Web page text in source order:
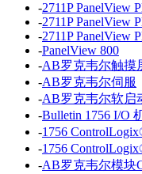
-2711P PanelView
-2711P PanelView
-2711P PanelView
-PanelView 800
-AB罗克韦尔触摸
-AB罗克韦尔伺服
-AB罗克韦尔软启
-Bulletin 1756 I/O
-1756
-1756
-AB罗克韦尔模块